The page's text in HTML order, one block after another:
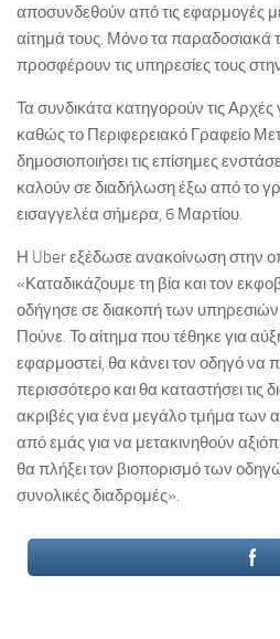
αποσυνδεθούν από τις εφαρμογές
αίτημά τους. Μόνο τα παραδοσιακά
προσφέρουν τις υπηρεσίες τους
Τα συνδικάτα κατηγορούν τις Αρχές
καθώς το Περιφερειακό Γραφείο
δημοσιοποιήσει τις επίσημες
καλούν σε διαδήλωση έξω από το
εισαγγελέα σήμερα, 6 Μαρτίου.
Η Uber εξέδωσε ανακοίνωση στην
«Καταδικάζουμε τη βία και τον
οδήγησε σε διακοπή των
Πούνε. Το αίτημα που τέθηκε για
εφαρμοστεί, θα κάνει τον οδηγό να
περισσότερο και θα καταστήσει τις
ακριβές για ένα μεγάλο τμήμα
από εμάς για να μετακινηθούν
θα πλήξει τον βιοπορισμό των
συνολικές διαδρομές».